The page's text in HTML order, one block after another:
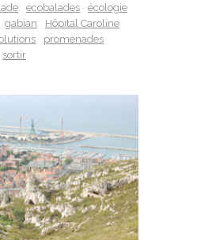
ecobalades
écologie
gabian
Hôpital Caroline
promenades
sortir